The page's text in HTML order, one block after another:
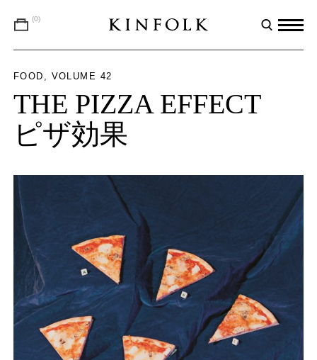
(0)
FOOD VOLUME 42
THE PIZZA EFFECT
ピザ効果